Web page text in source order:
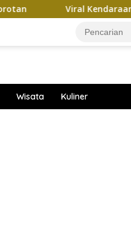
Viral Kendaraan Pribadi
Wisata Kuliner